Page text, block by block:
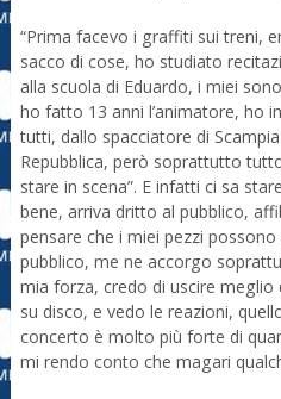
“Prima facevo i graffiti sui treni,
sacco di cose, ho studiato
alla scuola di Eduardo, i miei
ho fatto 13 anni l’animatore, ho
tutti, dallo spacciatore di
Repubblica, però soprattutto
stare in scena”. E infatti ci sa
bene, arriva dritto al pubblico,
pensare che i miei pezzi
pubblico, me ne accorgo
mia forza, credo di uscire meglio
su disco, e vedo le reazioni,
concerto è molto più forte di
mi rendo conto che magari